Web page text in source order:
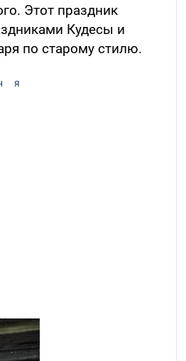
Этот праздник
Кудесы и
по старому стилю.